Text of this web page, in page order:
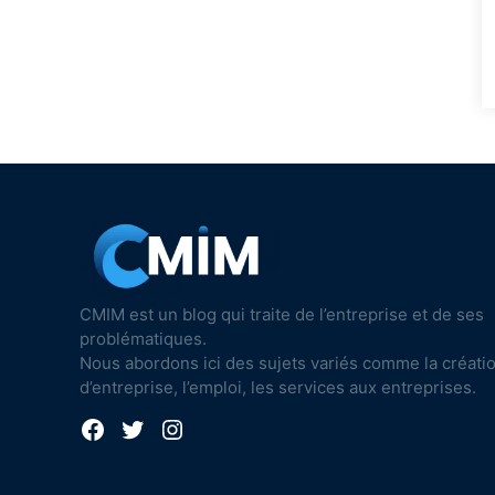
CMIM est un blog qui traite de l’entreprise et de ses
problématiques.
Nous abordons ici des sujets variés comme la
d’entreprise, l’emploi, les services aux entreprises.
Facebook
TwitterInstagram